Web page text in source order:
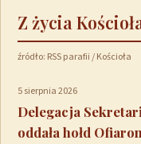
Z życia
źródło: RSS parafii / Kościoła
5 sierpnia 2026
Delegacja
oddała hołd